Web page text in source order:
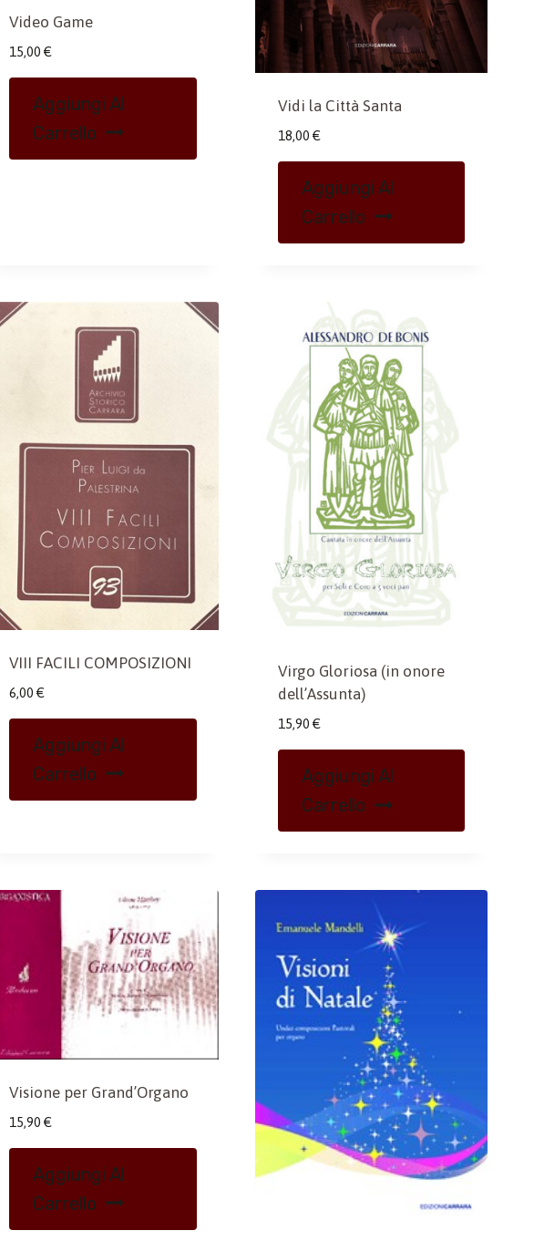
Video Game
15,00 €
Aggiungi Al
Carrello
Vidi la Città Santa
18,00 €
Aggiungi Al
Carrello
VIII FACILI COMPOSIZIONI
6,00 €
Aggiungi Al
Carrello
Virgo Gloriosa (in onore
dell’Assunta)
15,90 €
Aggiungi Al
Carrello
Visione per Grand’Organo
15,90 €
Aggiungi Al
Carrello